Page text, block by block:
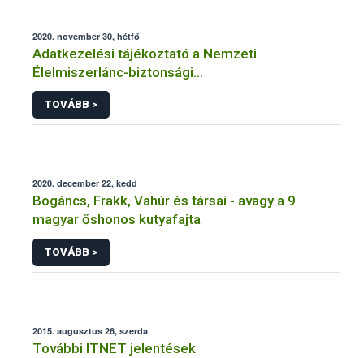
2020. november 30, hétfő
Adatkezelési tájékoztató a Nemzeti
Élelmiszerlánc-biztonsági
Hivatal tevékenységéhez kötődő érintetti jogok
gyakorlásával összefüggő adatkezeléseihez
TOVÁBB >
2020. december 22, kedd
Bogáncs, Frakk, Vahúr és társai - avagy a 9
magyar őshonos kutyafajta
TOVÁBB >
2015. augusztus 26, szerda
További ITNET jelentések